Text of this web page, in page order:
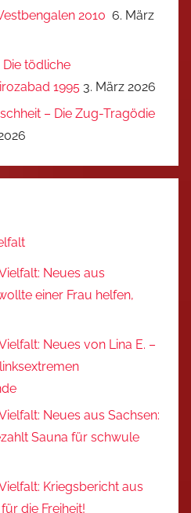
2010 6. März
Die tödliche
1995 3. März 2026
– Die Zug-Tragödie
Neues aus
einer Frau helfen,
Neues von Lina E. –
Neues aus Sachsen:
Sauna für schwule
Kriegsbericht aus
die Freiheit!